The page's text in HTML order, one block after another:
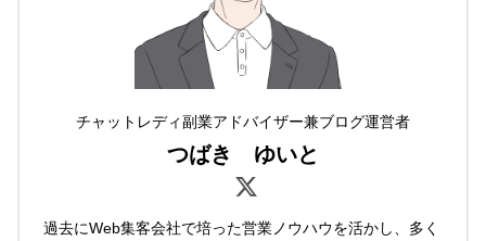
チャットレディ副業アドバイザー兼ブログ運営者
つばき ゆいと
過去にWeb集客会社で培った営業ノウハウを活かし、多く